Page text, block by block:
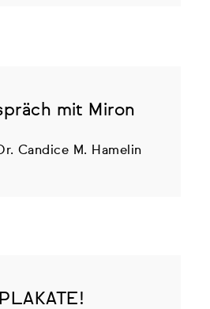
mit Miron
Candice M. Hamelin